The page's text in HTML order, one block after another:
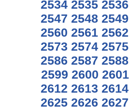
2534 2535 2536
2547 2548 2549
2560 2561 2562
2573 2574 2575
2586 2587 2588
2599 2600 2601
2612 2613 2614
2625 2626 2627